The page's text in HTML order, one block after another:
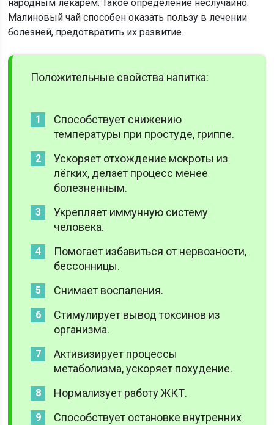
народным лекарем. Такое определение неслучайно.
Малиновый чай способен оказать пользу в лечении
болезней, предотвратить их развитие.
Положительные свойства напитка:
Способствует снижению
температуры при простуде, гриппе.
Ускоряет отхождение мокроты из
лёгких, делает процесс менее
болезненным.
Укрепляет иммунную систему
человека.
Помогает избавиться от нервозности,
бессонницы.
Снимает воспаления.
Стимулирует вывод токсинов из
организма.
Активизирует процессы
метаболизма, ускоряет похудение.
Нормализует работу ЖКТ.
Способствует остановке внутренних